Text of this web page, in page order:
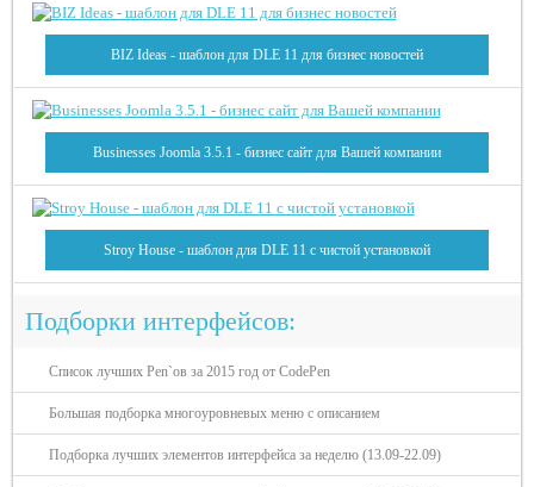
BIZ Ideas - шаблон для DLE 11 для бизнес новостей
Businesses Joomla 3.5.1 - бизнес сайт для Вашей компании
Stroy House - шаблон для DLE 11 с чистой установкой
Подборки интерфейсов:
Список лучших Pen`ов за 2015 год от CodePen
Большая подборка многоуровневых меню с описанием
Подборка лучших элементов интерфейса за неделю (13.09-22.09)